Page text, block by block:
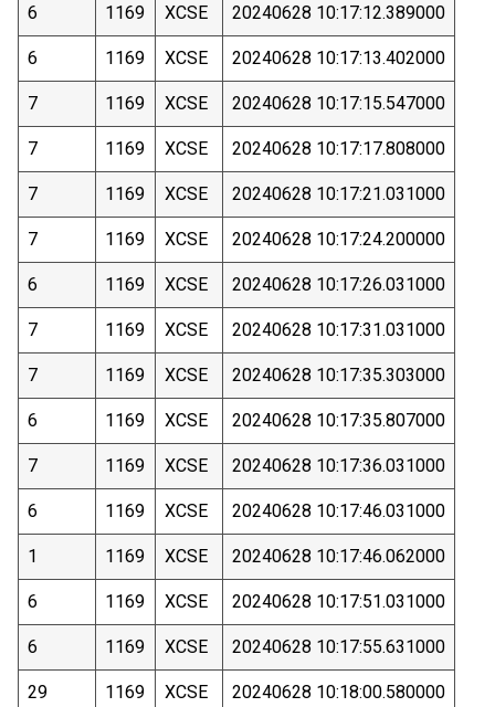
6 1169 XCSE 20240628 10:17:12.389000
6 1169 XCSE 20240628 10:17:13.402000
7 1169 XCSE 20240628 10:17:15.547000
7 1169 XCSE 20240628 10:17:17.808000
7 1169 XCSE 20240628 10:17:21.031000
7 1169 XCSE 20240628 10:17:24.200000
6 1169 XCSE 20240628 10:17:26.031000
7 1169 XCSE 20240628 10:17:31.031000
7 1169 XCSE 20240628 10:17:35.303000
6 1169 XCSE 20240628 10:17:35.807000
7 1169 XCSE 20240628 10:17:36.031000
6 1169 XCSE 20240628 10:17:46.031000
1 1169 XCSE 20240628 10:17:46.062000
6 1169 XCSE 20240628 10:17:51.031000
6 1169 XCSE 20240628 10:17:55.631000
29 1169 XCSE 20240628 10:18:00.580000